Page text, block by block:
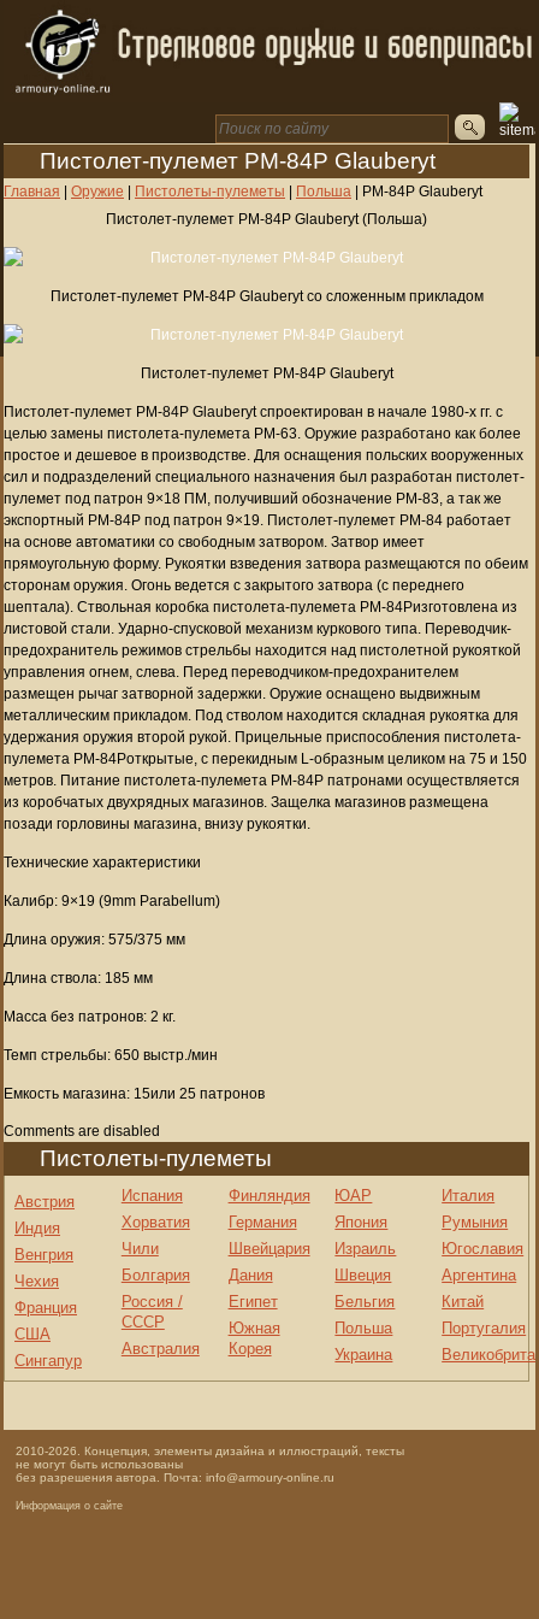
Пистолет-пулемет PM-84P Glauberyt
Главная | Оружие | Пистолеты-пулеметы | Польша | PM-84P Glauberyt
Пистолет-пулемет PM-84P Glauberyt (Польша)
Пистолет-пулемет PM-84P Glauberyt со сложенным прикладом
Пистолет-пулемет PM-84P Glauberyt
Пистолет-пулемет PM-84P Glauberyt спроектирован в начале 1980-х гг. с
целью замены пистолета-пулемета PM-63. Оружие разработано как более
простое и дешевое в производстве. Для оснащения польских вооруженных
сил и подразделений специального назначения был разработан пистолет-
пулемет под патрон 9×18 ПМ, получивший обозначение РМ-83, а так же
экспортный PM-84P под патрон 9×19. Пистолет-пулемет PM-84 работает
на основе автоматики со свободным затвором. Затвор имеет
прямоугольную форму. Рукоятки взведения затвора размещаются по обеим
сторонам оружия. Огонь ведется с закрытого затвора (с переднего
шептала). Ствольная коробка пистолета-пулемета PM-84Pизготовлена из
листовой стали. Ударно-спусковой механизм куркового типа. Переводчик-
предохранитель режимов стрельбы находится над пистолетной рукояткой
управления огнем, слева. Перед переводчиком-предохранителем
размещен рычаг затворной задержки. Оружие оснащено выдвижным
металлическим прикладом. Под стволом находится складная рукоятка для
удержания оружия второй рукой. Прицельные приспособления пистолета-
пулемета PM-84Pоткрытые, с перекидным L-образным целиком на 75 и 150
метров. Питание пистолета-пулемета PM-84P патронами осуществляется
из коробчатых двухрядных магазинов. Защелка магазинов размещена
позади горловины магазина, внизу рукоятки.
Технические характеристики
Калибр: 9×19 (9mm Parabellum)
Длина оружия: 575/375 мм
Длина ствола: 185 мм
Масса без патронов: 2 кг.
Темп стрельбы: 650 выстр./мин
Емкость магазина: 15или 25 патронов
Comments are disabled
Пистолеты-пулеметы
Австрия
Индия
Венгрия
Чехия
Франция
США
Сингапур
Испания
Хорватия
Чили
Болгария
Россия /
СССР
Австралия
Финляндия
Германия
Швейцария
Дания
Египет
Южная
Корея
ЮАР
Япония
Израиль
Швеция
Бельгия
Польша
Украина
Италия
Румыния
Югославия
Аргентина
Китай
Португалия
2010-2026. Концепция, элементы дизайна и иллюстраций, тексты
не могут быть использованы
без разрешения автора. Почта: info@armoury-online.ru
Информация о сайте